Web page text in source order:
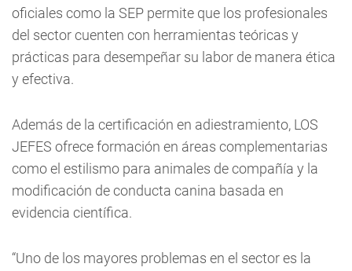
oficiales como la SEP permite que los profesionales
del sector cuenten con herramientas teóricas y
prácticas para desempeñar su labor de manera ética
y efectiva.
Además de la certificación en adiestramiento, LOS
JEFES ofrece formación en áreas complementarias
como el estilismo para animales de compañía y la
modificación de conducta canina basada en
evidencia científica.
“Uno de los mayores problemas en el sector es la